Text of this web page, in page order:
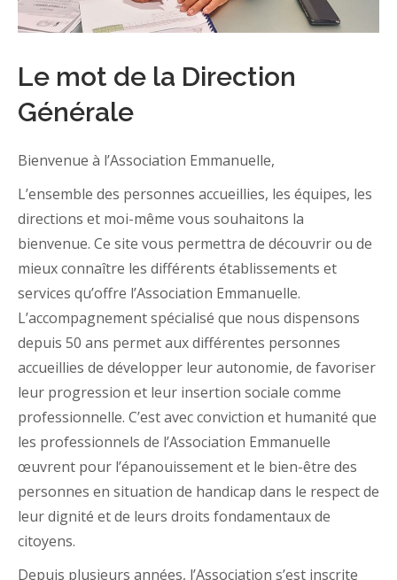
Le mot de la Direction
Générale
Bienvenue à l’Association Emmanuelle,
L’ensemble des personnes accueillies, les équipes, les
directions et moi-même vous souhaitons la
bienvenue. Ce site vous permettra de découvrir ou de
mieux connaître les différents établissements et
services qu’offre l’Association Emmanuelle.
L’accompagnement spécialisé que nous dispensons
depuis 50 ans permet aux différentes personnes
accueillies de développer leur autonomie, de favoriser
leur progression et leur insertion sociale comme
professionnelle. C’est avec conviction et humanité que
les professionnels de l’Association Emmanuelle
œuvrent pour l’épanouissement et le bien-être des
personnes en situation de handicap dans le respect de
leur dignité et de leurs droits fondamentaux de
citoyens.
Depuis plusieurs années, l’Association s’est inscrite